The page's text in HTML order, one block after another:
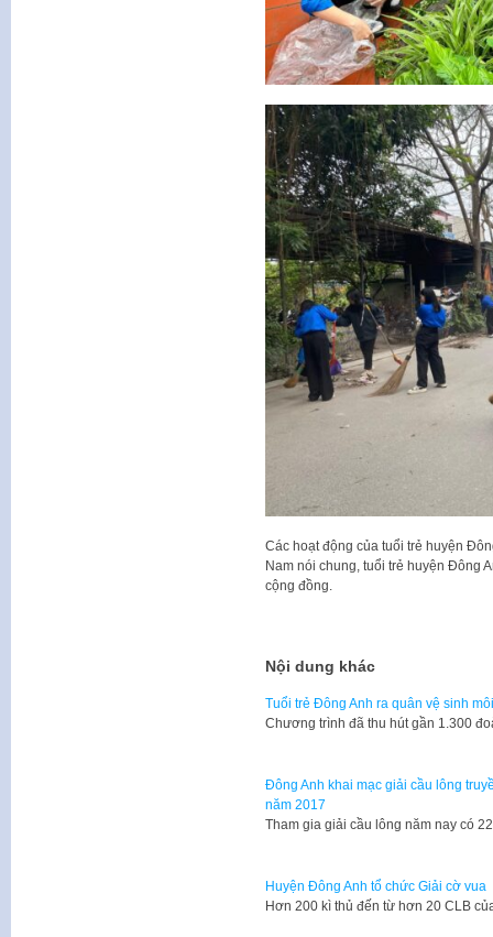
Các hoạt động của tuổi trẻ huyện
Nam nói chung, tuổi trẻ huyện Đông
cộng đồng.
Nội dung khác
Tuổi trẻ Đông Anh ra quân vệ sinh
Chương trình đã thu hút gần 1.300
Đông Anh khai mạc giải cầu lông
năm 2017
Tham gia giải cầu lông năm nay có
Huyện Đông Anh tổ chức Giải cờ vua
Hơn 200 kì thủ đến từ hơn 20 CLB